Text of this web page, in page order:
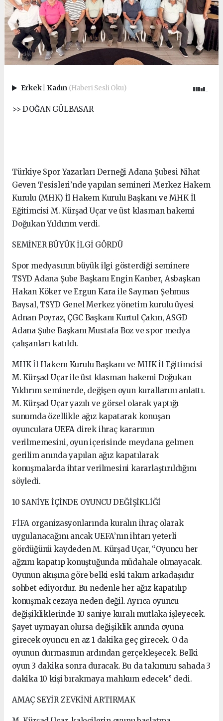
Erkek Kadın (Haberi Sesli Oku)
>> DOĞAN GÜLBASAR
Türkiye Spor Yazarları Derneği Adana Şubesi Nihat
Geven Tesisleri’nde yapılan semineri Merkez Hakem
Kurulu (MHK) İl Hakem Kurulu Başkanı ve MHK İl
Eğitimcisi M. Kürşad Uçar ve üst klasman hakemi
Doğukan Yıldırım verdi.
SEMİNER BÜYÜK İLGİ GÖRDÜ
Spor medyasının büyük ilgi gösterdiği seminere
TSYD Adana Şube Başkanı Engin Kanber, Asbaşkan
Hakan Köker ve Ergun Kara ile Sayman Şehmus
Baysal, TSYD Genel Merkez yönetim kurulu üyesi
Adnan Poyraz, ÇGC Başkanı Kurtul Çakın, ASGD
Adana Şube Başkanı Mustafa Boz ve spor medya
çalışanları katıldı.
MHK İl Hakem Kurulu Başkanı ve MHK İl Eğitimcisi
M. Kürşad Uçar ile üst klasman hakemi Doğukan
Yıldırım seminerde, değişen oyun kurallarını anlattı.
M. Kürşad Uçar yazılı ve görsel olarak yaptığı
sunumda özellikle ağız kapatarak konuşan
oyunculara UEFA direk ihraç kararının
verilmemesini, oyun içerisinde meydana gelmen
gerilim anında yapılan ağız kapatılarak
konuşmalarda ihtar verilmesini kararlaştırıldığını
söyledi.
10 SANİYE İÇİNDE OYUNCU DEĞİŞİKLİĞİ
FİFA organizasyonlarında kuralın ihraç olarak
uygulanacağını ancak UEFA’nın ihtarı yeterli
gördüğünü kaydeden M. Kürşad Uçar, “Oyuncu her
ağzını kapatıp konuştuğunda müdahale olmayacak.
Oyunun akışına göre belki eski takım arkadaşıdır
sohbet ediyordur. Bu nedenle her ağız kapatılıp
konuşmak cezaya neden değil. Ayrıca oyuncu
değişikliklerinde 10 saniye kuralı mutlaka işleyecek.
Şayet uymayan olursa değişiklik anında oyuna
girecek oyuncu en az 1 dakika geç girecek. O da
oyunun durmasının ardından gerçekleşecek. Belki
oyun 3 dakika sonra duracak. Bu da takımını sahada 3
dakika 10 kişi bırakmaya mahkum edecek” dedi.
AMAÇ SEYİR ZEVKİNİ ARTIRMAK